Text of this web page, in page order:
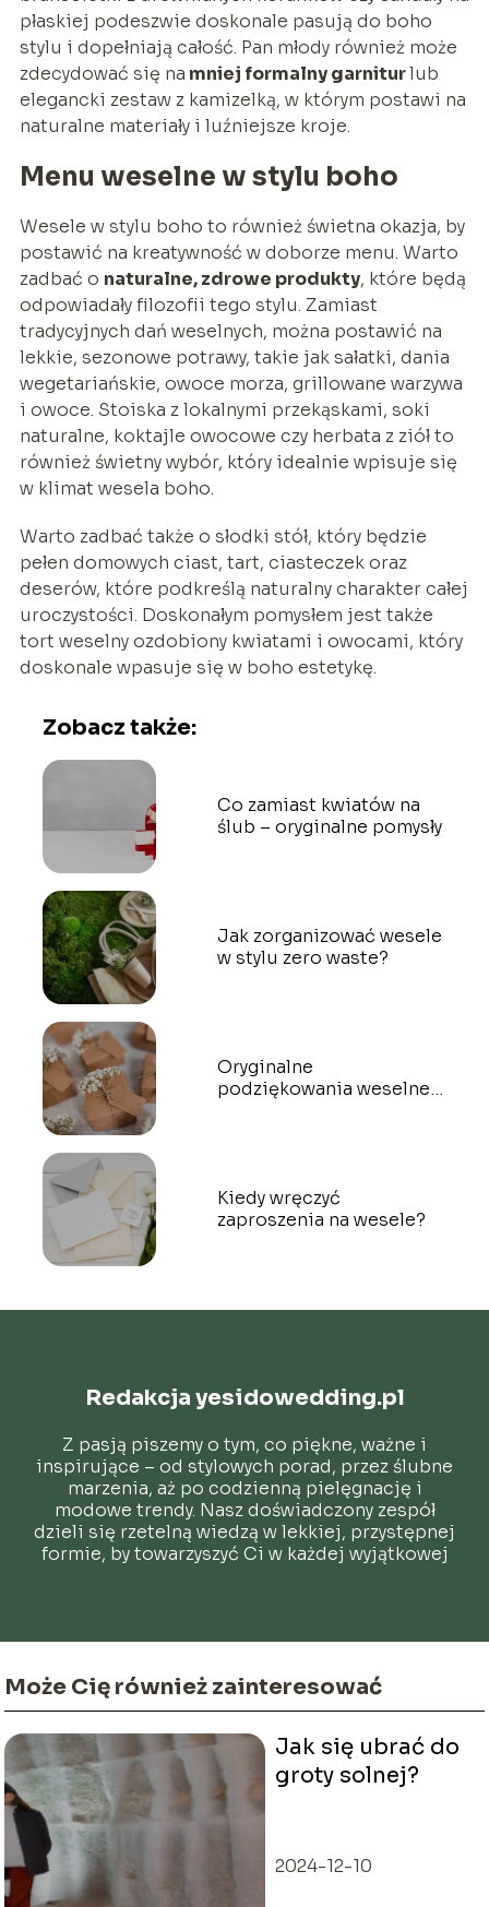
płaskiej podeszwie doskonale pasują do boho
stylu i dopełniają całość. Pan młody również może
zdecydować się na mniej formalny garniturlub
elegancki zestaw z kamizelką, w którym postawi na
naturalne materiały i luźniejsze kroje.
Menu weselne w stylu boho
Wesele w stylu boho to również świetna okazja, by
postawić na kreatywność w doborze menu. Warto
zadbać o naturalne, zdrowe produkty, które będą
odpowiadały filozofii tego stylu. Zamiast
tradycyjnych dań weselnych, można postawić na
lekkie, sezonowe potrawy, takie jak sałatki, dania
wegetariańskie, owoce morza, grillowane warzywa
i owoce. Stoiska z lokalnymi przekąskami, soki
naturalne, koktajle owocowe czy herbata z ziół to
również świetny wybór, który idealnie wpisuje się
w klimat wesela boho.
Warto zadbać także o słodki stół, który będzie
pełen domowych ciast, tart, ciasteczek oraz
deserów, które podkreślą naturalny charakter całej
uroczystości. Doskonałym pomysłem jest także
tort weselny ozdobiony kwiatami i owocami, który
doskonale wpasuje się w boho estetykę.
Zobacz także:
Co zamiast kwiatów na
ślub – oryginalne pomysły
Jak zorganizować wesele
w stylu zero waste?
Oryginalne
podziękowania weselne –
Kiedy wręczyć
zaproszenia na wesele?
Redakcja yesidowedding.pl
Z pasją piszemy o tym, co piękne, ważne i
inspirujące – od stylowych porad, przez ślubne
marzenia, aż po codzienną pielęgnację i
modowe trendy. Nasz doświadczony zespół
dzieli się rzetelną wiedzą w lekkiej, przystępnej
formie, by towarzyszyć Ci w każdej wyjątkowej
Może Cię również zainteresować
Jak się ubrać do
groty solnej?
2024-12-10